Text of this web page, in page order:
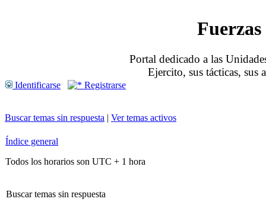
Portal dedicado a las
Ejercito, sus tácticas, sus
Identificarse Registrarse
Buscar temas sin respuesta | Ver temas activos
Índice general
Todos los horarios son UTC + 1 hora
Buscar temas sin respuesta